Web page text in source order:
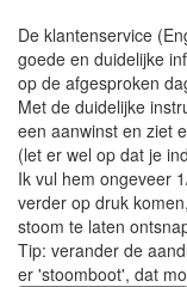
De klantenservice
goede en duidelijke
op de afgesproken
Met de duidelijke
een aanwinst en ziet
(let er wel op dat je
Ik vul hem ongeveer
verder op druk
stoom te laten
Tip: verander de
er 'stoomboot', dat